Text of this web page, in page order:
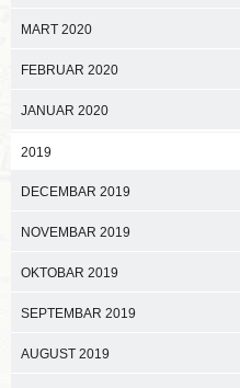
MART 2020
FEBRUAR 2020
JANUAR 2020
2019
DECEMBAR 2019
NOVEMBAR 2019
OKTOBAR 2019
SEPTEMBAR 2019
AUGUST 2019